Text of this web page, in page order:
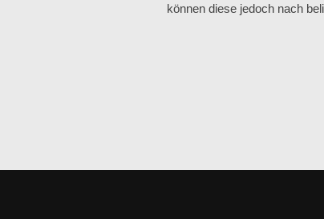
können diese jedoch nach